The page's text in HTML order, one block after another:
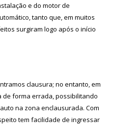
e do motor de
tanto que, em muitos
surgiram logo após o início
clausura; no entanto, em
de forma errada, possibilitando
na zona enclausurada. Com
tem facilidade de ingressar